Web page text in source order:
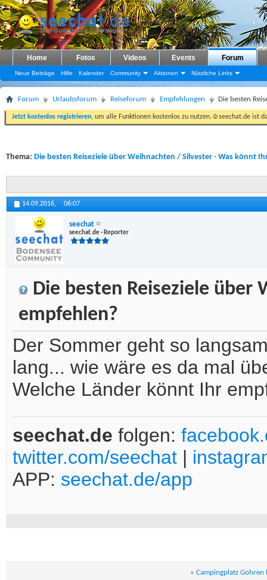
Home Fotos Videos Events Forum
Neue Beiträge Hilfe Kalender Community Aktionen Nützliche Links
Forum Urlaubsforum Reiseforum Empfehlungen Die besten
Jetzt kostenlos registrieren, um alle Funktionen kostenlos zu nutzen.☺seechat.de ist
Thema: Die besten Reiseziele über Weihnachten / Silvester - Was könnt
14.09.2016, 06:07
seechat
seechat.de - Reporter
Die besten Reiseziele über
empfehlen?
Der Sommer geht so
lang... wie wäre es da mal
Welche Länder könnt Ihr
seechat.de folgen:
twitter.com/seechat |
APP: seechat.de/app
« Campingplatz Gohren